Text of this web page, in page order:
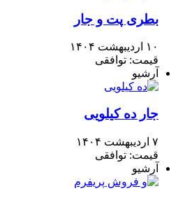
بطری پت و جار
۱۰ اردیبهشت ۱۴۰۴
قیمت: توافقی
آرشیو
جار ده کیلویی
۷ اردیبهشت ۱۴۰۴
قیمت: توافقی
آرشیو